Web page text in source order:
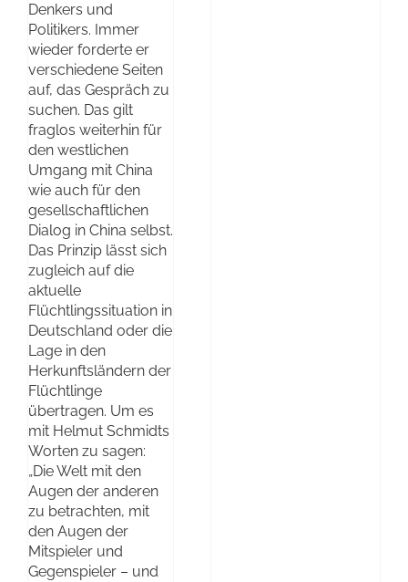
Denkers und
Politikers. Immer
wieder forderte er
verschiedene Seiten
auf, das Gespräch zu
suchen. Das gilt
fraglos weiterhin für
den westlichen
Umgang mit China
wie auch für den
gesellschaftlichen
Dialog in China selbst.
Das Prinzip lässt sich
zugleich auf die
aktuelle
Flüchtlingssituation in
Deutschland oder die
Lage in den
Herkunftsländern der
Flüchtlinge
übertragen. Um es
mit Helmut Schmidts
Worten zu sagen:
„Die Welt mit den
Augen der anderen
zu betrachten, mit
den Augen der
Mitspieler und
Gegenspieler – und